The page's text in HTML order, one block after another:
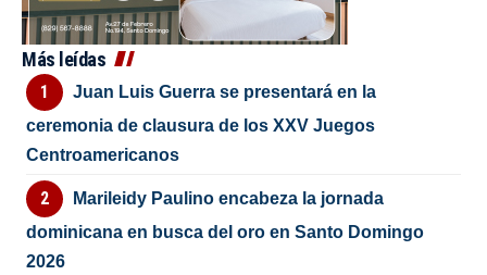
Más leídas
Juan Luis Guerra se presentará en la
ceremonia de clausura de los XXV Juegos
Centroamericanos
Marileidy Paulino encabeza la jornada
dominicana en busca del oro en Santo Domingo
2026